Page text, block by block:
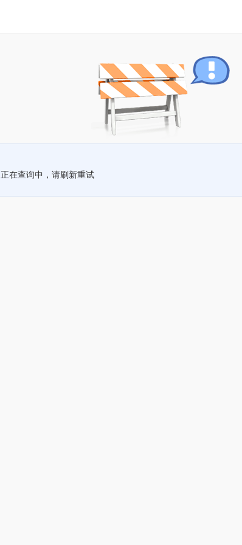
正在查询中，请刷新重试